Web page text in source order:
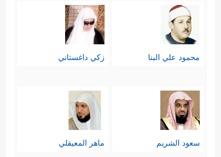
محمود علي البنا زكي داغستاني
سعود الشريم ماهر المعيقلي